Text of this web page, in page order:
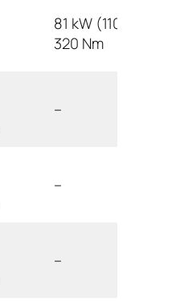
81 kW (110 PS) /
320 Nm
–
–
–